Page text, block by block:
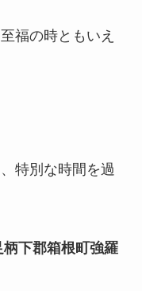
福の時ともいえ
特別な時間を過
下郡箱根町強羅